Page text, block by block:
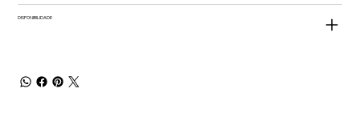
DISPONIBILIDADE